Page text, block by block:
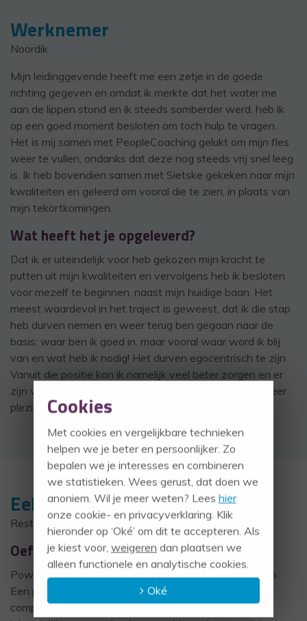
Werknemer
Noordik
Mijn leidinggevende heeft me een zetje in de goede
richting gegeven en omdat ik merkte dat het water me
aan de lippen stond en ik steeds somberder werd, heb ik
op een goed moment besloten om toch hulp te vragen.
Het is mij samen met PeopleCoaching gelukt om mijn fles
weer te vullen, ondanks dat deze nog steeds vrij snel leeg
is. Ik heb bovendien samen met Sietske gekeken naar mijn
kwaliteiten en geleerd om vooral die te zien, in plaats van
mijn tekortkomingen.
Wat heeft het je opgeleverd?
Dat ik er uiteindelijk voor heb gekozen mijn kracht te
putten uit mijn kwaliteiten en vervolgens heb ik besloten
voor mezelf te beginnen, naast mijn huidige baan. Het
meest waardevol in het traject is geweest, dat ik die stap
heb durven nemen en weer terug ben gegaan naar de
basis: waar ben ik goed in, maar vooral waar word ik blij
van en wat heb ik nodig! Het durven egocentrisch te zijn.
Vanuit die positie kan ik namelijk veel beter zorgen en er
zijn voor de mensen die me lief zijn. Nu heb ik weer meer
plezier in mijn werk en kan meer genieten.
Eelke-Pieter Bruinsma
Restaurant Manager/bedrijfsleider
Oefening baart kunst
Power Coaching heeft me behoorlijk op weg geholpen.
Een persoonlijke ontwikkeling in leidinggevende
competenties vraagt diversiteit in communicatie én
Cookies
Met cookies en vergelijkbare technieken
helpen we je beter en persoonlijker. Zo
bepalen we je interesses en combineren
we statistieken. Wees gerust, dat doen we
anoniem. Wil je meer weten? Lees hier
onze cookie- en privacyverklaring. Klik
hieronder op ‘Oké’ om dit te accepteren. Als
je kiest voor, weigeren dan plaatsen we
alleen functionele en analytische cookies.
Oké